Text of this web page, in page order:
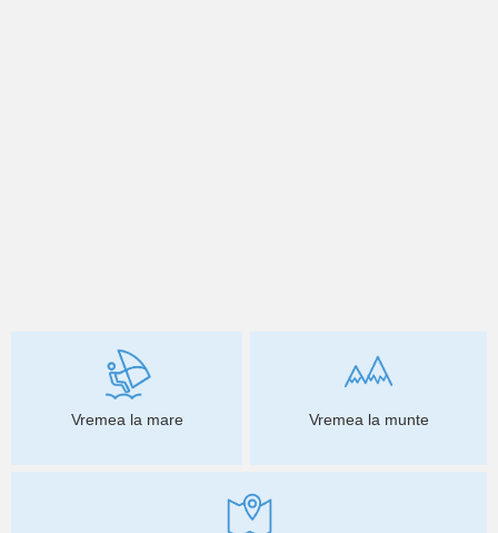
Vremea la mare Vremea la munte